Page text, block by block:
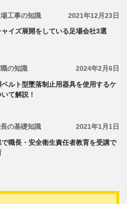
場工事の知識 2021年12月23日
ャイズ展開をしている足場会社3選
の知識 2024年2月6日
ルト型墜落制止用器具を使用するケ
て解説！
の基礎知識 2021年1月1日
職長・安全衛生責任者教育を受講で